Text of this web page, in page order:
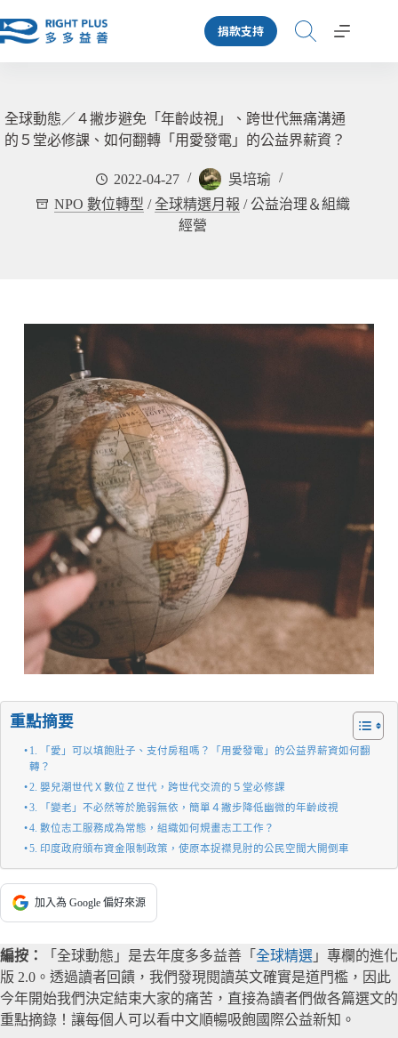
至
容
捐款支持
全球動態／４撇步避免「年齡歧視」、跨世代無痛溝通
的５堂必修課、如何翻轉「用愛發電」的公益界薪資？
2022-04-27
吳培瑜
NPO 數位轉型 /全球精選月報 /公益治理＆組織
經營
重點摘要
1. 「愛」可以填飽肚子、支付房租嗎？「用愛發電」的公益界薪資如何翻
轉？
2. 嬰兒潮世代Ｘ數位Ｚ世代，跨世代交流的５堂必修課
3. 「變老」不必然等於脆弱無依，簡單４撇步降低幽微的年齡歧視
4. 數位志工服務成為常態，組織如何規畫志工工作？
5. 印度政府頒布資金限制政策，使原本捉襟見肘的公民空間大開倒車
加入為 Google 偏好來源
編按： 「全球動態」是去年度多多益善「 全球精選 」專欄的進化
版 2.0。透過讀者回饋，我們發現閱讀英文確實是道門檻，因此
今年開始我們決定結束大家的痛苦，直接為讀者們做各篇選文的
重點摘錄！讓每個人可以看中文順暢吸飽國際公益新知。